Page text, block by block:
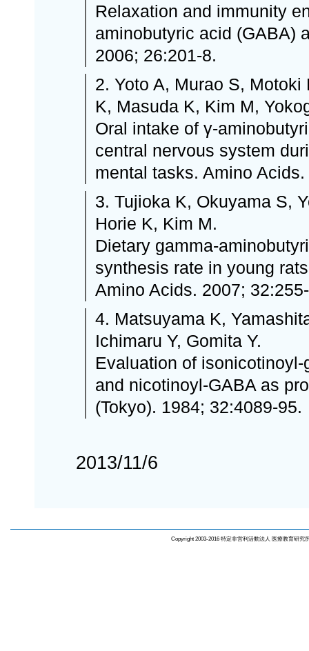
Relaxation and immunity
aminobutyric acid (GABA)
2006; 26:201-8.
2. Yoto A, Murao S, Motoki
K, Masuda K, Kim M,
Oral intake of γ-
central nervous system
mental tasks. Amino
3. Tujioka K, Okuyama S,
Horie K, Kim M.
Dietary gamma-
synthesis rate in young
Amino Acids. 2007;
4. Matsuyama K,
Ichimaru Y, Gomita Y.
Evaluation of
and nicotinoyl-GABA as
(Tokyo). 1984; 32:4089-95.
2013/11/6
Copyright 2003-2016 特定非営利活動法人 医療教育研究